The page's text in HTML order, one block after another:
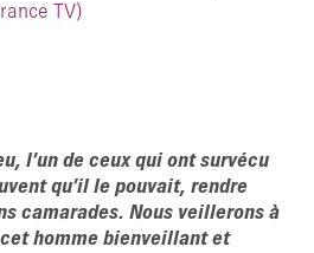
TV)
l’un de ceux qui ont survécu
qu’il le pouvait, rendre
camarades. Nous veillerons à
homme bienveillant et